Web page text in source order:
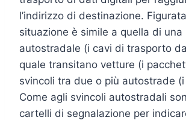
l’indirizzo di destinazione.
situazione è simile a quella di una
autostradale (i cavi di trasporto
quale transitano vetture (i
svincoli tra due o più autostrade
Come agli svincoli autostradali
cartelli di segnalazione per